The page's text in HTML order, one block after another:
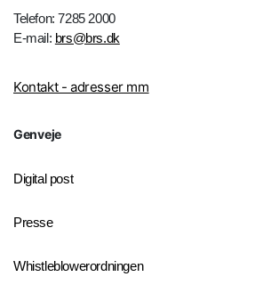
Telefon: 7285 2000
E-mail: brs@brs.dk
Kontakt - adresser mm
Genveje
Digital post
Presse
Whistleblowerordningen